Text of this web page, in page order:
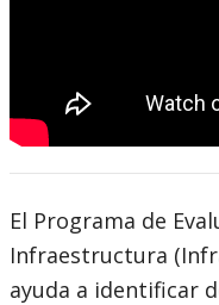
El Programa de
Infraestructura
ayuda a identificar